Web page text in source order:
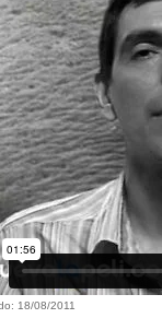
18/08/2011